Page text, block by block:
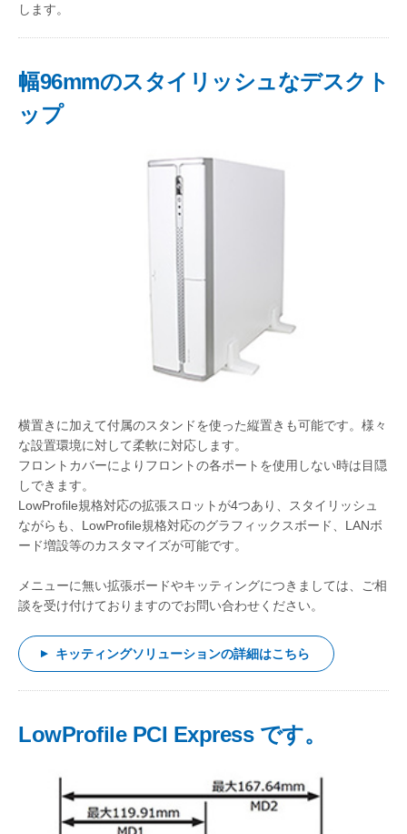
します。
幅96mmのスタイリッシュなデスクト
ップ
横置きに加えて付属のスタンドを使った縦置きも可能です。様々
な設置環境に対して柔軟に対応します。
フロントカバーによりフロントの各ポートを使用しない時は目隠
しできます。
LowProfile規格対応の拡張スロットが4つあり、スタイリッシュ
ながらも、LowProfile規格対応のグラフィックスボード、LANボ
ード増設等のカスタマイズが可能です。
メニューに無い拡張ボードやキッティングにつきましては、ご相
談を受け付けておりますのでお問い合わせください。
キッティングソリューションの詳細はこちら
LowProfile PCI Express です。